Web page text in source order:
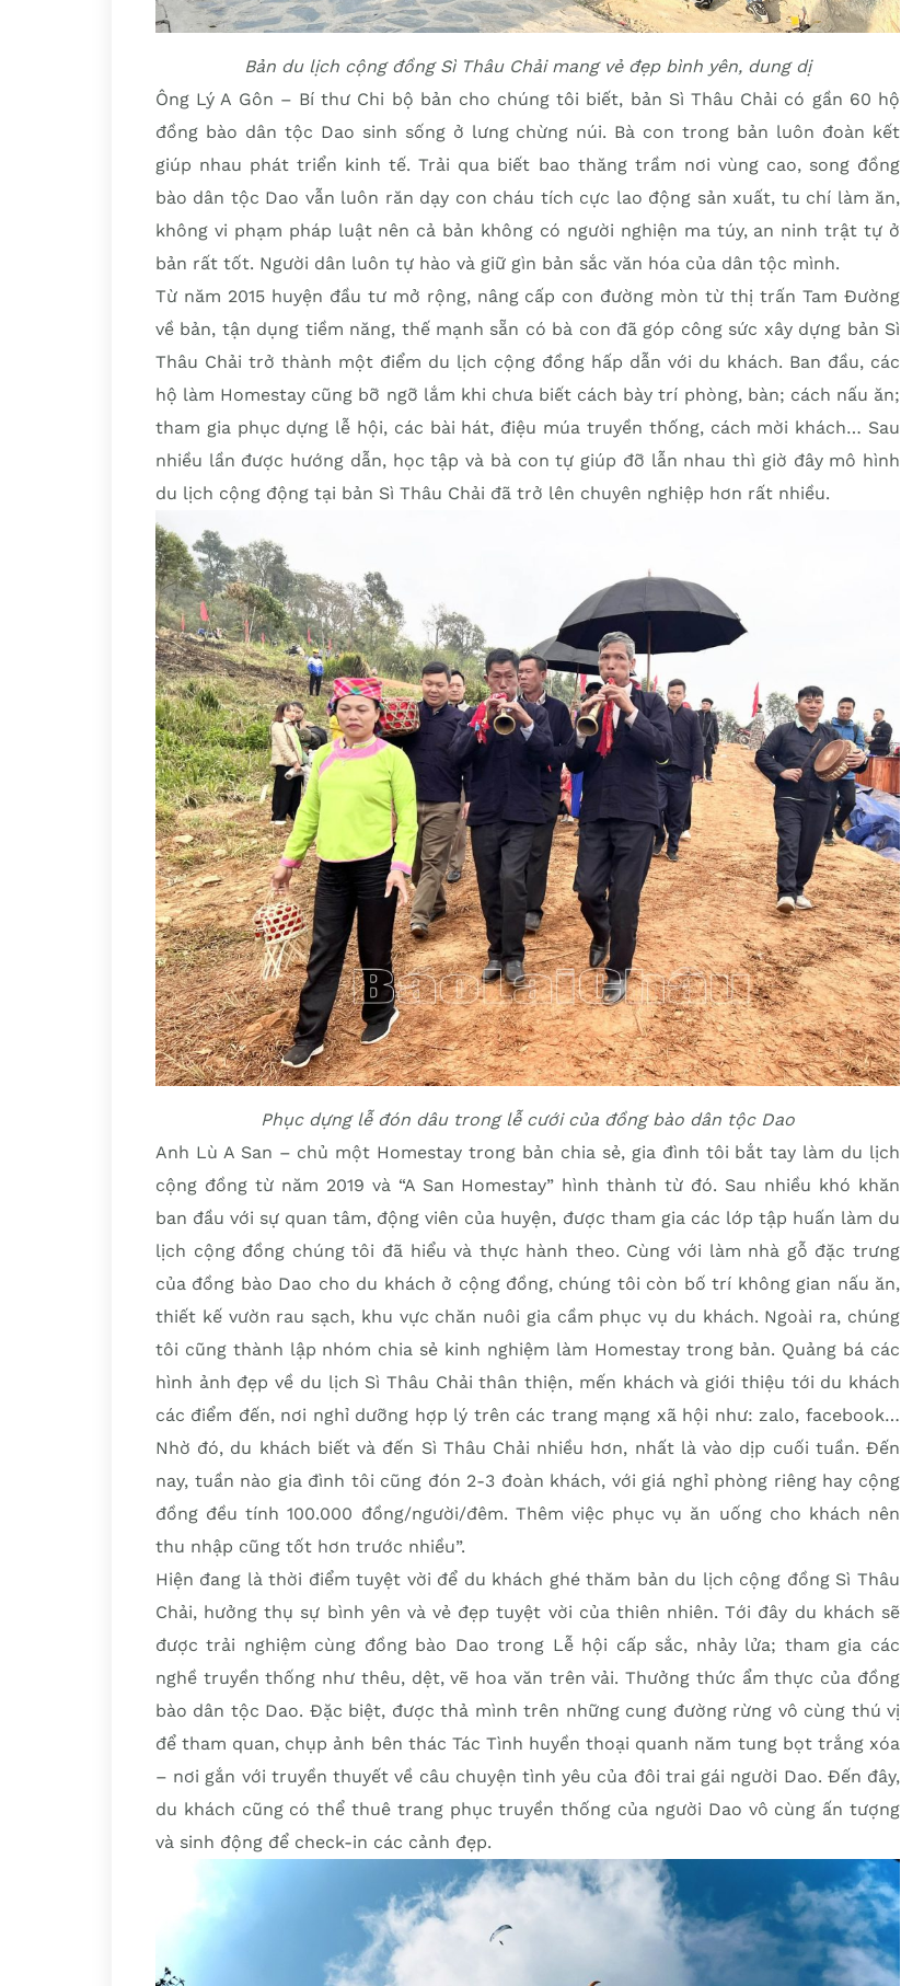
Bản du lịch cộng đồng Sì Thâu Chải mang vẻ đẹp bình yên, dung dị
Ông Lý A Gôn – Bí thư Chi bộ bản cho chúng tôi biết, bản Sì Thâu Chải có gần 60 hộ
đồng bào dân tộc Dao sinh sống ở lưng chừng núi. Bà con trong bản luôn đoàn kết
giúp nhau phát triển kinh tế. Trải qua biết bao thăng trầm nơi vùng cao, song đồng
bào dân tộc Dao vẫn luôn răn dạy con cháu tích cực lao động sản xuất, tu chí làm ăn,
không vi phạm pháp luật nên cả bản không có người nghiện ma túy, an ninh trật tự ở
bản rất tốt. Người dân luôn tự hào và giữ gìn bản sắc văn hóa của dân tộc mình.
Từ năm 2015 huyện đầu tư mở rộng, nâng cấp con đường mòn từ thị trấn Tam Đường
về bản, tận dụng tiềm năng, thế mạnh sẵn có bà con đã góp công sức xây dựng bản Sì
Thâu Chải trở thành một điểm du lịch cộng đồng hấp dẫn với du khách. Ban đầu, các
hộ làm Homestay cũng bỡ ngỡ lắm khi chưa biết cách bày trí phòng, bàn; cách nấu ăn;
tham gia phục dựng lễ hội, các bài hát, điệu múa truyền thống, cách mời khách… Sau
nhiều lần được hướng dẫn, học tập và bà con tự giúp đỡ lẫn nhau thì giờ đây mô hình
du lịch cộng động tại bản Sì Thâu Chải đã trở lên chuyên nghiệp hơn rất nhiều.
Phục dựng lễ đón dâu trong lễ cưới của đồng bào dân tộc Dao
Anh Lù A San – chủ một Homestay trong bản chia sẻ, gia đình tôi bắt tay làm du lịch
cộng đồng từ năm 2019 và “A San Homestay” hình thành từ đó. Sau nhiều khó khăn
ban đầu với sự quan tâm, động viên của huyện, được tham gia các lớp tập huấn làm du
lịch cộng đồng chúng tôi đã hiểu và thực hành theo. Cùng với làm nhà gỗ đặc trưng
của đồng bào Dao cho du khách ở cộng đồng, chúng tôi còn bố trí không gian nấu ăn,
thiết kế vườn rau sạch, khu vực chăn nuôi gia cầm phục vụ du khách. Ngoài ra, chúng
tôi cũng thành lập nhóm chia sẻ kinh nghiệm làm Homestay trong bản. Quảng bá các
hình ảnh đẹp về du lịch Sì Thâu Chải thân thiện, mến khách và giới thiệu tới du khách
các điểm đến, nơi nghỉ dưỡng hợp lý trên các trang mạng xã hội như: zalo, facebook…
Nhờ đó, du khách biết và đến Sì Thâu Chải nhiều hơn, nhất là vào dịp cuối tuần. Đến
nay, tuần nào gia đình tôi cũng đón 2-3 đoàn khách, với giá nghỉ phòng riêng hay cộng
đồng đều tính 100.000 đồng/người/đêm. Thêm việc phục vụ ăn uống cho khách nên
thu nhập cũng tốt hơn trước nhiều”.
Hiện đang là thời điểm tuyệt vời để du khách ghé thăm bản du lịch cộng đồng Sì Thâu
Chải, hưởng thụ sự bình yên và vẻ đẹp tuyệt vời của thiên nhiên. Tới đây du khách sẽ
được trải nghiệm cùng đồng bào Dao trong Lễ hội cấp sắc, nhảy lửa; tham gia các
nghề truyền thống như thêu, dệt, vẽ hoa văn trên vải. Thưởng thức ẩm thực của đồng
bào dân tộc Dao. Đặc biệt, được thả mình trên những cung đường rừng vô cùng thú vị
để tham quan, chụp ảnh bên thác Tác Tình huyền thoại quanh năm tung bọt trắng xóa
– nơi gắn với truyền thuyết về câu chuyện tình yêu của đôi trai gái người Dao. Đến đây,
du khách cũng có thể thuê trang phục truyền thống của người Dao vô cùng ấn tượng
và sinh động để check-in các cảnh đẹp.